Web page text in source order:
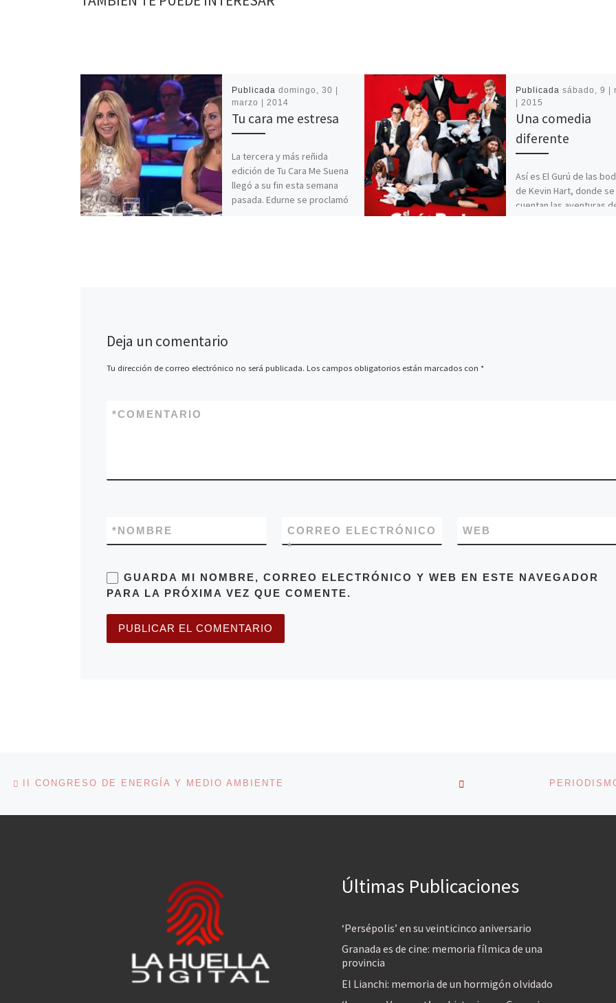
Publicadadomingo, 30 |
marzo | 2014
Tu cara me estresa
La tercera y más reñida
edición de Tu Cara Me Suena
llegó a su fin esta semana
pasada. Edurne se proclamó
Publicada sábado, 9 |
| 2015
Una comedia
diferente
Así es El Gurú de las
de Kevin Hart, donde se
cuentan las aventuras
Deja un comentario
Tu dirección de correo electrónico no será publicada. Los campos obligatorios están marcados con *
COMENTARIO
*
NOMBRE
*
CORREO ELECTRÓNICO
*
WEB
GUARDA MI NOMBRE, CORREO ELECTRÓNICO Y WEB EN ESTE NAVEGADOR
PARA LA PRÓXIMA VEZ QUE COMENTE.
Navegación de entradas
II CONGRESO DE ENERGÍA Y MEDIO AMBIENTE VOLVER A LA LISTA DE
Últimas Publicaciones
‘Persépolis’ en su veinticinco aniversario
Granada es de cine: memoria fílmica de una
provincia
El Lianchi: memoria de un hormigón olvidado